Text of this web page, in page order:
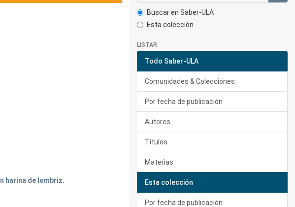
harina de lombriz.
Buscar en Saber-ULA
Esta colección
LISTAR
Todo Saber-ULA
Comunidades & Colecciones
Por fecha de publicación
Autores
Títulos
Materias
Esta colección
Por fecha de publicación